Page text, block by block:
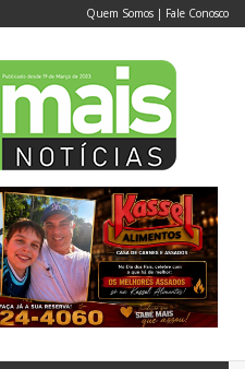
Quem Somos | Fale Conosco